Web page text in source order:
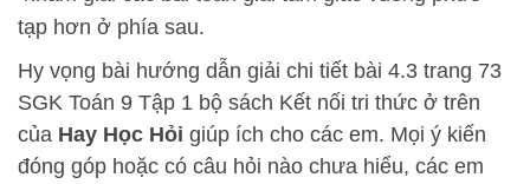
tạp hơn ở phía sau.
Hy vọng bài hướng dẫn giải chi tiết bài 4.3 trang 73
SGK Toán 9 Tập 1 bộ sách Kết nối tri thức ở trên
của Hay Học Hỏi giúp ích cho các em. Mọi ý kiến
đóng góp hoặc có câu hỏi nào chưa hiểu, các em